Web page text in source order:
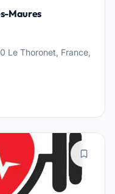
Maures
Le Thoronet, France,